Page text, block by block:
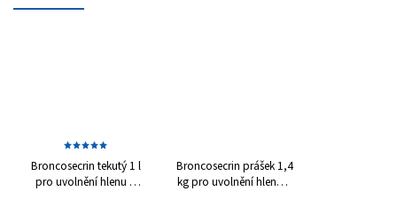
Broncosecrin tekutý 1 l
pro uvolnění hlenu a
Broncosecrin prášek 1,4
kgpro uvolnění hlenu a